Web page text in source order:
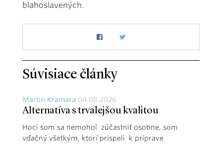
blahoslavených.
Súvisiace články
Martin Kramara 04.08.2026
Alternatíva s trvalejšou kvalitou
Hoci som sa nemohol zúčastniť osobne, som
vďačný všetkým, ktorí prispeli k príprave